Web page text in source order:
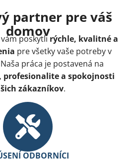
partner pre váš
domov
poskytli rýchle, kvalitné a
pre všetky vaše potreby v
práca je postavená na
profesionalite a spokojnosti
zákazníkov.
ODBORNÍCI